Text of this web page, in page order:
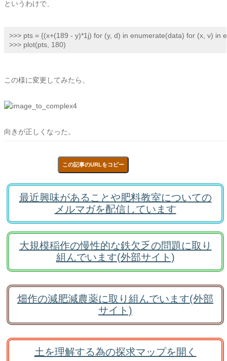
というわけで、
>>> pts = {(x+(189 - y)*1j) for (y, d) in enumerate(data) for (x, v) in
>>> plot(pts, 180)
この様に変更してみたら、
向きが正しくなった。
この記事のURLをコピー
最近興味があることや肥料教室についての
メルマガを配信しています
大規模稲作の慢性的な鉄欠乏の問題に取り
組んでいます(外部サイト)
畑作の減肥減農薬に取り組んでいます(外部
サイト)
土を理解する為の探求マップを開く